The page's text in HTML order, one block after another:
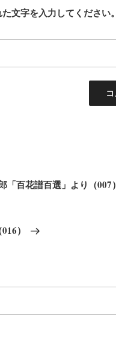
文字を入力してください。
「百花譜百選」より（007）
）